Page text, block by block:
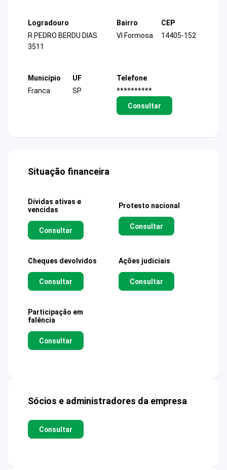
Logradouro
R PEDRO BERDU DIAS
3511
Bairro
Vl Formosa
CEP
14405-152
Município
Franca
UF
SP
Telefone
**********
Consultar
Situação financeira
Dívidas ativas e
vencidas
Consultar
Protesto nacional
Consultar
Cheques devolvidos
Consultar
Ações judiciais
Consultar
Participação em
falência
Consultar
Sócios e administradores da empresa
Consultar